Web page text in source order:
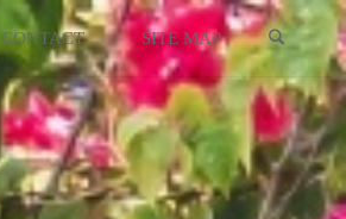
CONTACT SITE MAP
検索
イギリス
スコットランド
イタリア
ウクライナ
エストニア